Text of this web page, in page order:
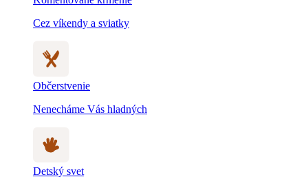
Cez víkendy a sviatky
Občerstvenie
Nenecháme Vás hladných
Detský svet